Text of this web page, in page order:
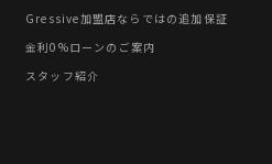
Gressive加盟店ならではの追加保証
金利0%ローンのご案内
スタッフ紹介